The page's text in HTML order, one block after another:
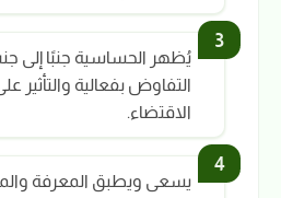
يُظهر الحساسية جنبًا إلى
التفاوض بفعالية والتأثير
الاقتضاء.
يسعى ويطبق المعرفة